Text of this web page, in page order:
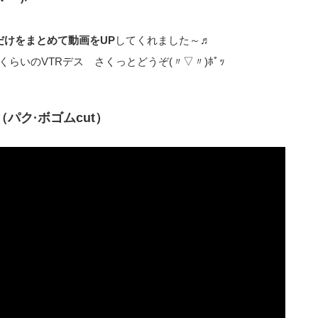
をまとめて動画をUPしてくれました～♬
いのVTRデス さくっとどうぞ(〃▽〃)ﾎﾟｯ
ク·ボゴムcut）